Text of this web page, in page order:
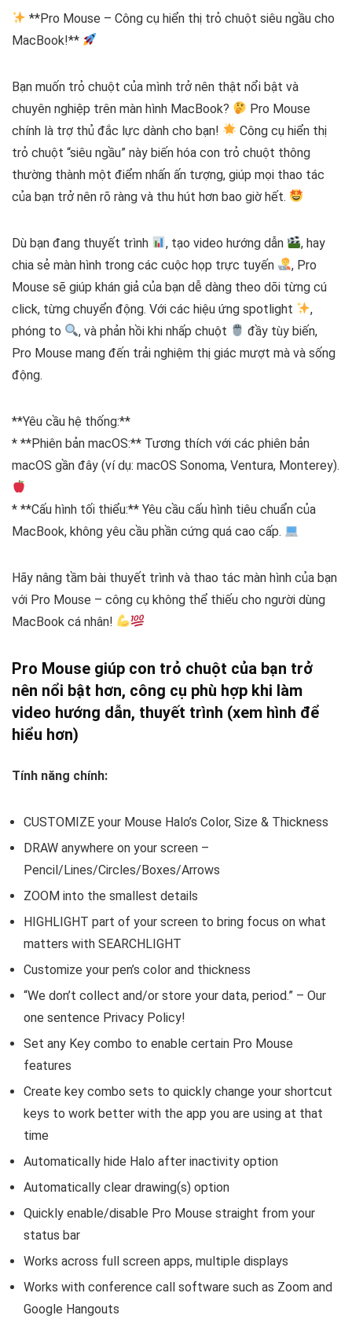
**Pro Mouse – Công cụ hiển thị trỏ chuột siêu ngầu cho
MacBook!**
Bạn muốn trỏ chuột của mình trở nên thật nổi bật và
chuyên nghiệp trên màn hình MacBook?
Pro Mouse
chính là trợ thủ đắc lực dành cho bạn!
Công cụ hiển thị
trỏ chuột “siêu ngầu” này biến hóa con trỏ chuột thông
thường thành một điểm nhấn ấn tượng, giúp mọi thao tác
của bạn trở nên rõ ràng và thu hút hơn bao giờ hết.
Dù bạn đang thuyết trình , tạo video hướng dẫn
, hay
chia sẻ màn hình trong các cuộc họp trực tuyến
, Pro
Mouse sẽ giúp khán giả của bạn dễ dàng theo dõi từng cú
click, từng chuyển động. Với các hiệu ứng spotlight
,
phóng to
, và phản hồi khi nhấp chuột
đầy tùy biến,
Pro Mouse mang đến trải nghiệm thị giác mượt mà và sống
động.
**Yêu cầu hệ thống:**
* **Phiên bản macOS:** Tương thích với các phiên bản
macOS gần đây (ví dụ: macOS Sonoma, Ventura, Monterey).
* **Cấu hình tối thiểu:** Yêu cầu cấu hình tiêu chuẩn của
MacBook, không yêu cầu phần cứng quá cao cấp.
Hãy nâng tầm bài thuyết trình và thao tác màn hình của bạn
với Pro Mouse – công cụ không thể thiếu cho người dùng
MacBook cá nhân!
Pro Mouse giúp con trỏ chuột của bạn trở
nên nổi bật hơn, công cụ phù hợp khi làm
video hướng dẫn, thuyết trình (xem hình để
hiểu hơn)
Tính năng chính:
CUSTOMIZE your Mouse Halo’s Color, Size & Thickness
DRAW anywhere on your screen –
Pencil/Lines/Circles/Boxes/Arrows
ZOOM into the smallest details
HIGHLIGHT part of your screen to bring focus on what
matters with SEARCHLIGHT
Customize your pen’s color and thickness
“We don’t collect and/or store your data, period.” – Our
one sentence Privacy Policy!
Set any Key combo to enable certain Pro Mouse
features
Create key combo sets to quickly change your shortcut
keys to work better with the app you are using at that
time
Automatically hide Halo after inactivity option
Automatically clear drawing(s) option
Quickly enable/disable Pro Mouse straight from your
status bar
Works across full screen apps, multiple displays
Works with conference call software such as Zoom and
Google Hangouts